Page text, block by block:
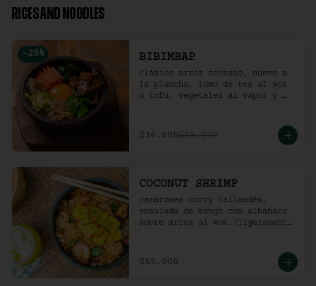
RICES AND NOODLES
-25 % BIBIMBAP
Clásico arroz coreano, huevo a
la plancha, lomo de res al wok
o tofu, vegetales al vapor y
$36.000$48.000
COCONUT SHRIMP
camarones curry tailandés,
ensalada de mango con albahaca
sobre arroz al wok.(ligeramente
$55.000